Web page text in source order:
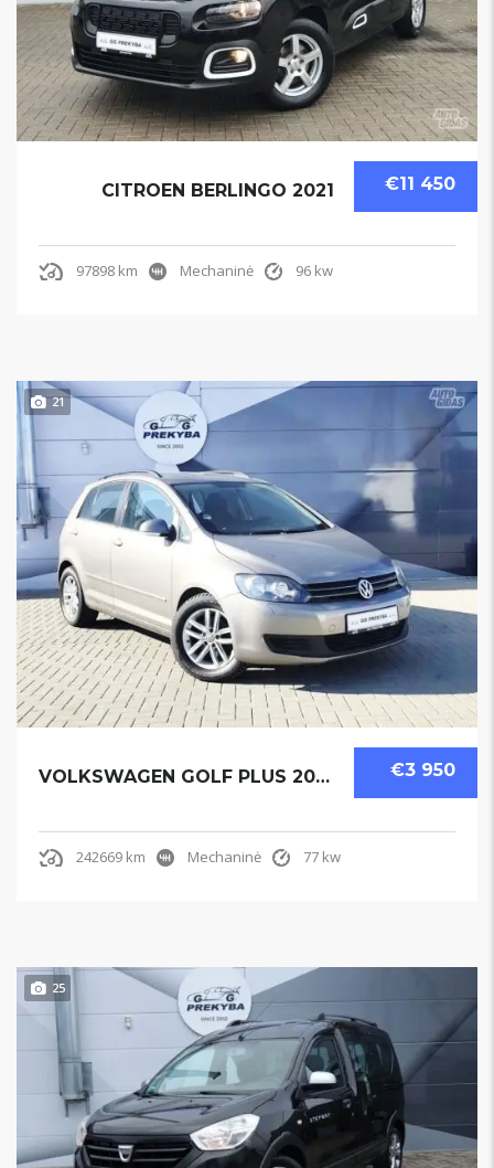
€11 450
CITROEN BERLINGO 2021
97898 km Mechaninė 96 kw
21
€3 950
VOLKSWAGEN GOLF PLUS 2009
242669 km Mechaninė 77 kw
25